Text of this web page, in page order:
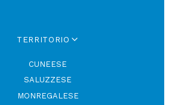
TERRITORIO
CUNEESE
SALUZZESE
MONREGALESE